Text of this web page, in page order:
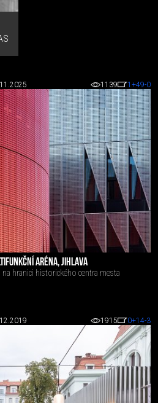
1139 1 +49-0
ARÉNA, JIHLAVA
hranici historického centra mesta
1915 0+14-3